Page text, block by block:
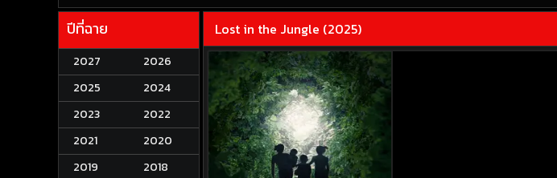
ปีที่ฉาย
2027
2026
2025
2024
2023
2022
2021
2020
2019
2018
Lost in the Jungle (2025)